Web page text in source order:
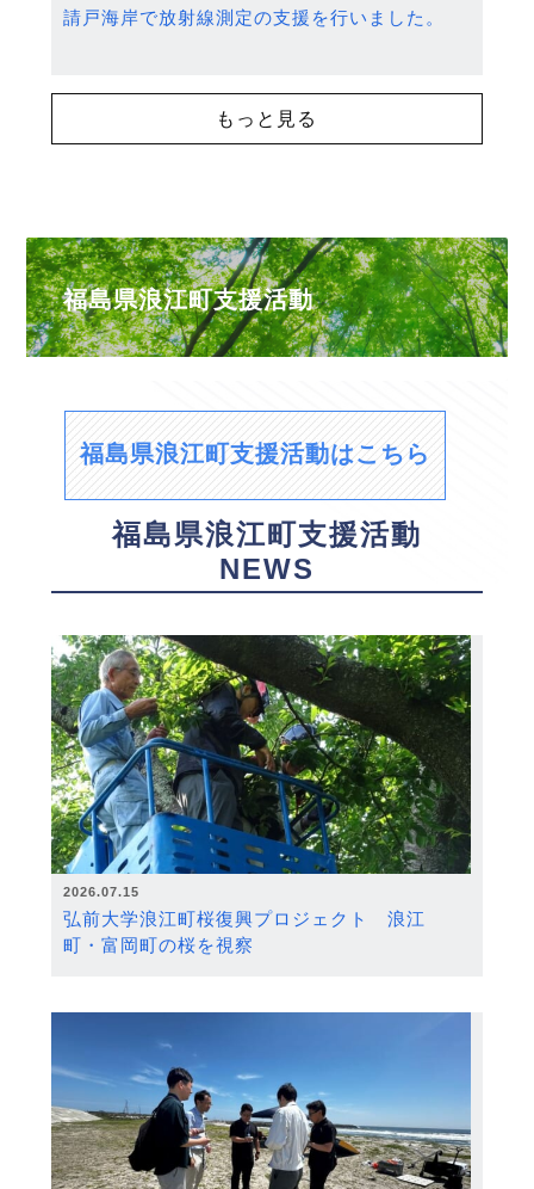
請戸海岸で放射線測定の支援を行いました。
もっと見る
福島県浪江町支援活動
福島県浪江町支援活動はこちら
福島県浪江町支援活動
NEWS
2026.07.15
弘前大学浪江町桜復興プロジェクト 浪江
町・富岡町の桜を視察